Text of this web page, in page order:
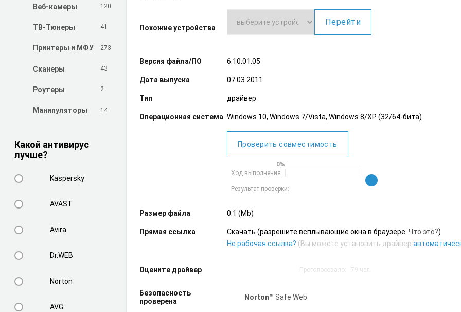
Веб-камеры 120
ТВ-Тюнеры 41
Принтеры и МФУ 273
Сканеры 43
Роутеры 2
Манипуляторы 14
Какой антивирус
лучше?
Kaspersky
AVAST
Avira
Dr.WEB
Norton
AVG
Похожие устройства
Перейти
Версия файла/ПО 6.10.01.05
Дата выпуска 07.03.2011
Тип драйвер
Операционная система Windows 10, Windows 7/Vista, Windows 8/XP (32/64-бита)
Проверить совместимость
Ход выполнения
0%
Результат проверки:
Размер файла 0.1 (Mb)
Прямая ссылка Cкачать (разрешите всплывающие окна в браузере. Что это?)
Не рабочая ссылка? (Вы можете установить драйвер
Оцените драйвер Проголосовало: 79 чел.
Безопасность
проверена
Norton™ Safe Web